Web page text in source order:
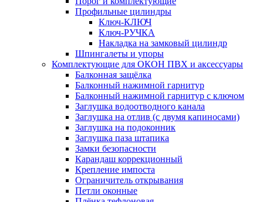
Профильные цилиндры
Ключ-КЛЮЧ
Ключ-РУЧКА
Накладка на замковый цилиндр
Шпингалеты и упоры
Комплектующие для ОКОН ПВХ и аксессуары
Балконная защёлка
Балконный нажимной гарнитур
Балконный нажимной гарнитур с ключом
Заглушка водоотводного канала
Заглушка на отлив (с двумя капиносами)
Заглушка на подоконник
Заглушка паза штапика
Замки безопасности
Карандаш коррекционный
Крепление импоста
Ограничитель открывания
Петли оконные